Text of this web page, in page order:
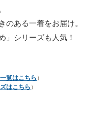
のある一着をお届け。
」シリーズも人気！
覧はこちら ）
はこちら ）